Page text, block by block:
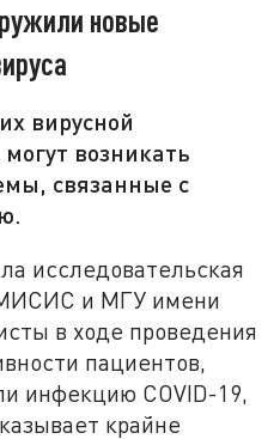
новые
вирусной
возникать
связанные с
исследовательская
МИСИС и МГУ имени
в ходе проведения
пациентов,
инфекцию COVID-19,
крайне